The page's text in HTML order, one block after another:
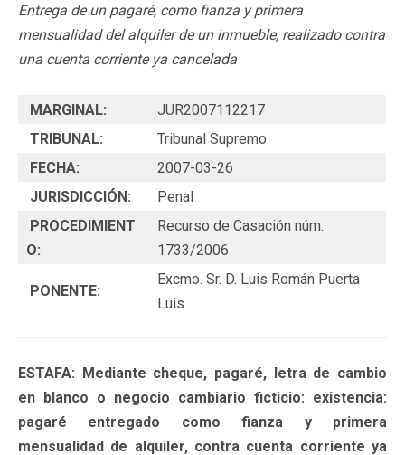
Entrega de un pagaré, como fianza y primera
mensualidad del alquiler de un inmueble, realizado contra
una cuenta corriente ya cancelada
MARGINAL:
JUR2007112217
TRIBUNAL:
Tribunal Supremo
FECHA:
2007-03-26
JURISDICCIÓN:
Penal
PROCEDIMIENT
O:
Recurso de Casación núm.
1733/2006
PONENTE:
Excmo. Sr. D. Luis Román Puerta
Luis
ESTAFA: Mediante cheque, pagaré, letra de cambio
en blanco o negocio cambiario ficticio: existencia:
pagaré entregado como fianza y primera
mensualidad de alquiler, contra cuenta corriente ya